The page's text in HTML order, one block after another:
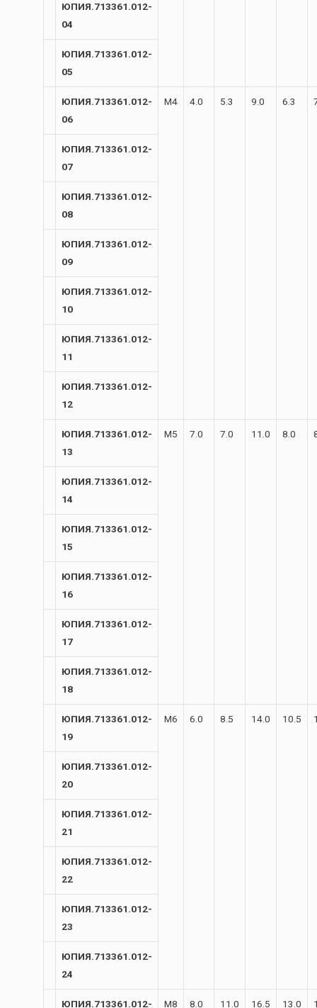
ЮПИЯ.713361.012-
04
ЮПИЯ.713361.012-
05
ЮПИЯ.713361.012-
06
М4 4.0 5.3 9.0 6.3
ЮПИЯ.713361.012-
07
ЮПИЯ.713361.012-
08
ЮПИЯ.713361.012-
09
ЮПИЯ.713361.012-
10
ЮПИЯ.713361.012-
11
ЮПИЯ.713361.012-
12
ЮПИЯ.713361.012-
13
М5 7.0 7.0 11.0 8.0
ЮПИЯ.713361.012-
14
ЮПИЯ.713361.012-
15
ЮПИЯ.713361.012-
16
ЮПИЯ.713361.012-
17
ЮПИЯ.713361.012-
18
ЮПИЯ.713361.012-
19
М6 6.0 8.5 14.0 10.5
ЮПИЯ.713361.012-
20
ЮПИЯ.713361.012-
21
ЮПИЯ.713361.012-
22
ЮПИЯ.713361.012-
23
ЮПИЯ.713361.012-
24
ЮПИЯ.713361.012- М8 8.0 11.0 16.5 13.0